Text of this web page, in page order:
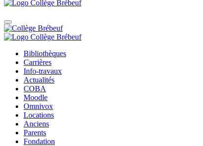
Bibliothèques
Carrières
Info-travaux
Actualités
COBA
Moodle
Omnivox
Locations
Anciens
Parents
Fondation